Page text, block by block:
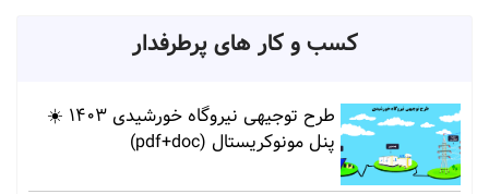
کسب و کار های پرطرفدار
طرح توجیهی نیروگاه خورشیدی 1403 ☀️
پنل مونوکریستال (pdf+doc)